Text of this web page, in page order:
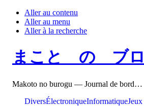
Aller au contenu
Aller au menu
Aller à la recherche
まこと の ブ
Makoto no burogu — Journal de bord…
DiversÉlectroniqueInformatique